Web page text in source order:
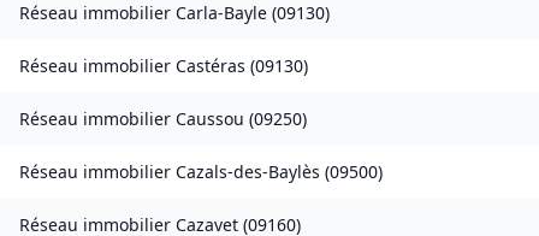
Réseau immobilier Carla-Bayle (09130)
Réseau immobilier Castéras (09130)
Réseau immobilier Caussou (09250)
Réseau immobilier Cazals-des-Baylès (09500)
Réseau immobilier Cazavet (09160)